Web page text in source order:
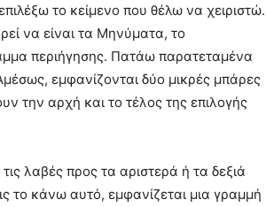
το κείμενο που θέλω να χειριστώ.
να είναι τα Μηνύματα, το
περιήγησης. Πατάω παρατεταμένα
εμφανίζονται δύο μικρές μπάρες
την αρχή και το τέλος της επιλογής
λαβές προς τα αριστερά ή τα δεξιά
το κάνω αυτό, εμφανίζεται μια γραμμή